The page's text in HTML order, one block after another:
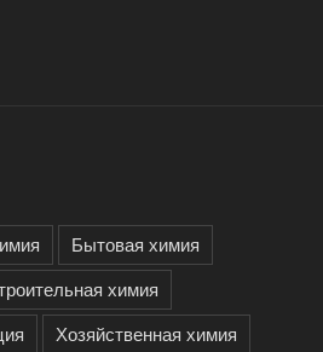
Бытовая химия
химия
Хозяйственная химия